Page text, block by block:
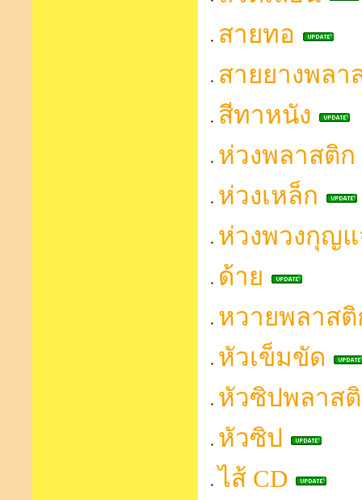
สายทอ
สายยางพลา
สีทาหนัง
ห่วงพลาสติก
ห่วงเหล็ก
ห่วงพวงกุญ
ด้าย
หวายพลาส
หัวเข็มขัด
หัวซิปพลาส
หัวซิป
ไส้ CD